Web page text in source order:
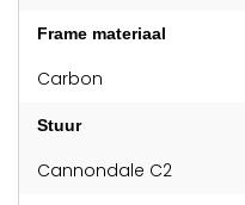
Frame materiaal
Carbon
Stuur
Cannondale C2